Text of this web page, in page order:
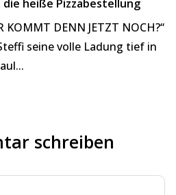
heiße Pizzabestellung
KOMMT DENN JETZT NOCH?“
seine volle Ladung tief in
schreiben